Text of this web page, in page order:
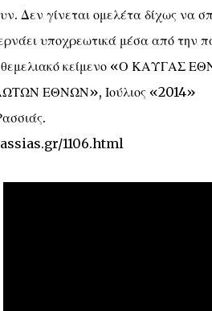
Δεν γίνεται ομελέτα δίχως να
υποχρεωτικά μέσα από την
θεμελιακό κείμενο «Ο
ΕΘΝΩΝ», Ιούλιος «2014»
1106.html